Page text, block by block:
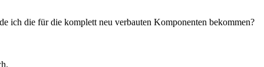
ich die für die komplett neu verbauten Komponenten bekommen?